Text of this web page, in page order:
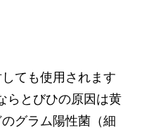
ても使用されます
らとびひの原因は黄
グラム陽性菌（細